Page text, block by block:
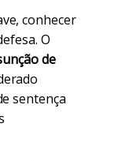
conhecer
O
de
sentença